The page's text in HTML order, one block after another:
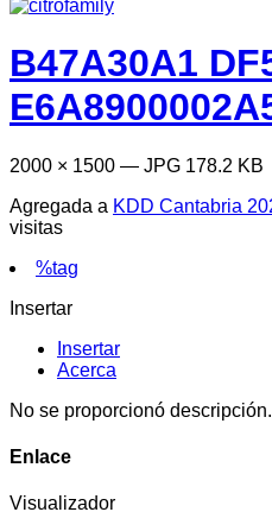
B47A30A1
2000 × 1500 — JPG 178.2 KB
Agregada a KDD Cantabria
visitas
%tag
Insertar
Insertar
Acerca
No se proporcionó descripción.
Enlace
Visualizador